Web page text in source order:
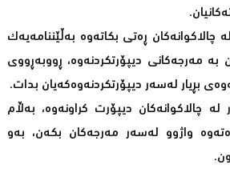
چالاكوانه‌كان ڕه‌تی بكاته‌وه‌ به‌ڵێننامه‌یه‌ك
به‌ مه‌رجه‌كانی دیپۆرتكردنه‌وه‌، ڕووبه‌ڕووی
بڕیار له‌سه‌ر دیپۆرتكردنه‌وه‌كه‌یان بدات.
له‌ چالاكوانه‌كان دیپۆرت كراونه‌وه‌، به‌ڵام
واژوو له‌سه‌ر مه‌رجه‌كان بكه‌ن، به‌و